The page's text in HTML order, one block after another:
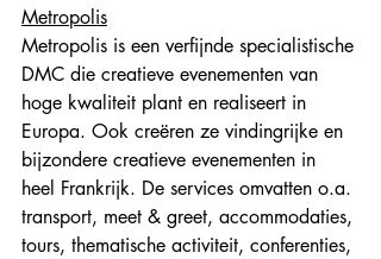
Metropolis
Metropolis is een verfijnde specialistische
DMC die creatieve evenementen van
hoge kwaliteit plant en realiseert in
Europa. Ook creëren ze vindingrijke en
bijzondere creatieve evenementen in
heel Frankrijk. De services omvatten o.a.
transport, meet & greet, accommodaties,
tours, thematische activiteit, conferenties,